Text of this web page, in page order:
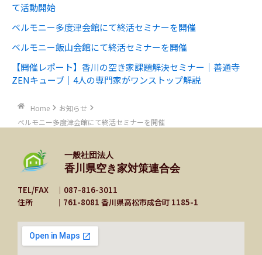
て活動開始
ベルモニー多度津会館にて終活セミナーを開催
ベルモニー飯山会館にて終活セミナーを開催
【開催レポート】香川の空き家課題解決セミナー｜善通寺
ZENキューブ｜4人の専門家がワンストップ解説
Home
お知らせ
ベルモニー多度津会館にて終活セミナーを開催
一般社団法人
香川県空き家対策連合会
TEL/FAX ｜ 087-816-3011
住所 ｜761-8081 香川県高松市成合町 1185-1